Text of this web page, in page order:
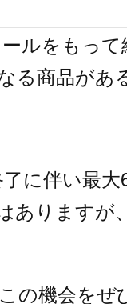
ルをもって
る商品が
に伴い最
あります
機会をぜ